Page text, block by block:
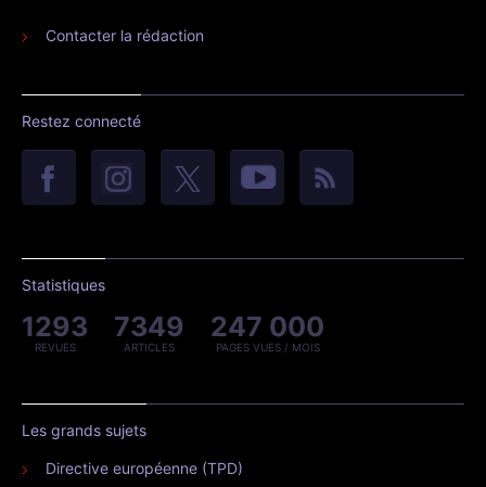
Contacter la rédaction
Restez connecté
Statistiques
1293
REVUES
7349
ARTICLES
247 000
PAGES VUES / MOIS
Les grands sujets
Directive européenne (TPD)